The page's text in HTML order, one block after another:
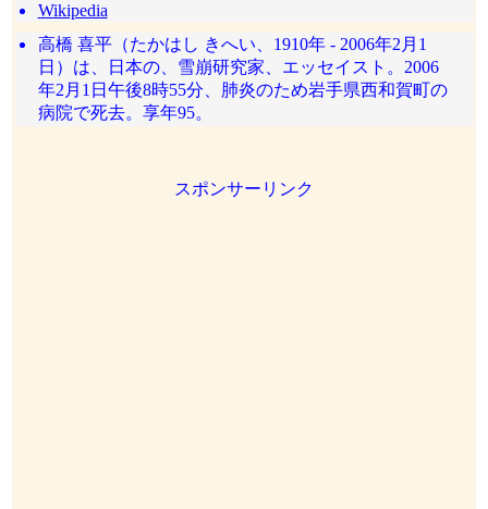
Wikipedia
高橋 喜平（たかはし きへい、1910年 - 2006年2月1
日）は、日本の、雪崩研究家、エッセイスト。2006
年2月1日午後8時55分、肺炎のため岩手県西和賀町の
病院で死去。享年95。
スポンサーリンク